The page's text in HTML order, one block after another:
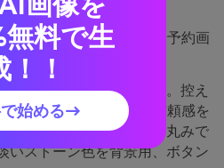
ティック
ンタルリスティングUIや予約画
ン、夜明けの静かな空気。控え
にし、茶色が温かみと信頼感を
っぷりの余白と柔らかい丸みで
いストーン色を背景用、ボタン
料で生
！！
始める→